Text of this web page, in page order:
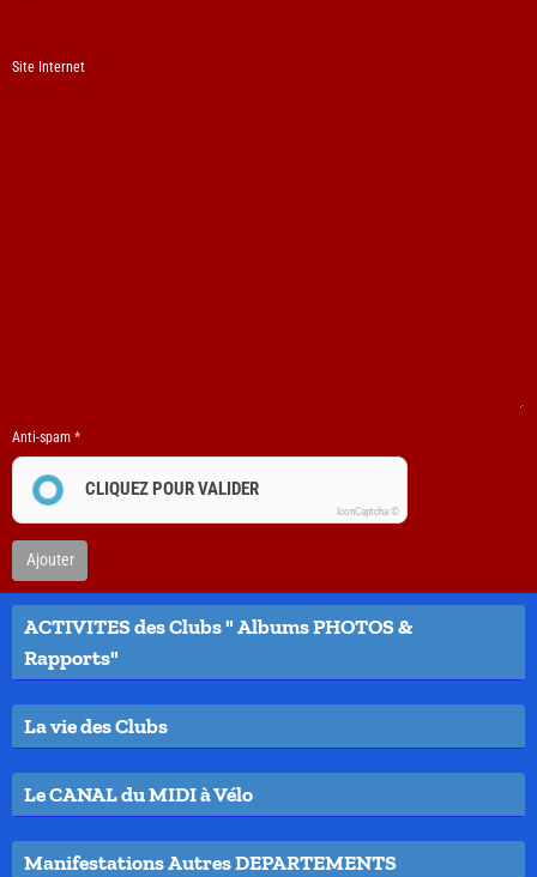
Site Internet
Anti-spam
CLIQUEZ POUR VALIDER
IconCaptcha ©
Ajouter
ACTIVITES des Clubs " Albums PHOTOS &
Rapports"
La vie des Clubs
Le CANAL du MIDI à Vélo
Manifestations Autres DEPARTEMENTS